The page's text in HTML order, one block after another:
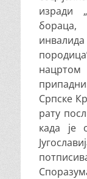
изради
бораца,
Српске
рату
када је